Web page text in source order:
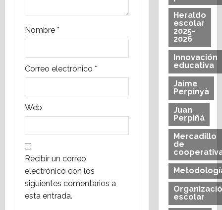
a
Nombre *
Correo electrónico *
Web
Recibir un correo
electrónico con los
siguientes comentarios a
esta entrada.
Heraldo
escolar
2025-
2026
Innovación
educativa
Jaime
Perpinyà
Juan
Perpiñá
Mercadillo
de
escolar